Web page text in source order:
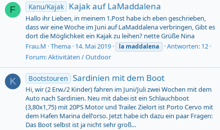
F Kanu/Kajak Kajak auf LaMaddalena
Hallo ihr Lieben, in meinem 1.Post habe ich eben geschrieben,
dass wir eine Woche im Juni auf LaMaddalena verbringen, Gibt es
dort die Möglichkeit ein Kajak zu leihen? nette Grüße Nina
Frau.M Thema 14. Mai 2019 la maddalena
Antworten: 12
Forum:Aktivitäten / Outdoor
K Bootstouren Sardinien mit dem Boot
Hi, wir (2 Erw./2 Kinder) fahren im Juni/Juli zwei Wochen mit dem
Auto nach Sardinien. Neu mit dabei ist ein Schlauchboot
(3,80x1,75) mit 20PS Motor und Trailer. Zielort ist Porto Cervo mit
dem Hafen Marina dell'orso. Jetzt habe ich dazu ein paar Fragen:
Das Boot selbst ist ja nicht sehr groß...